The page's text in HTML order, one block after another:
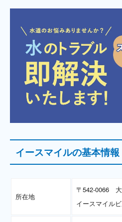
イースマイルの基本情報
所在地
〒542-0066 大
イースマイル